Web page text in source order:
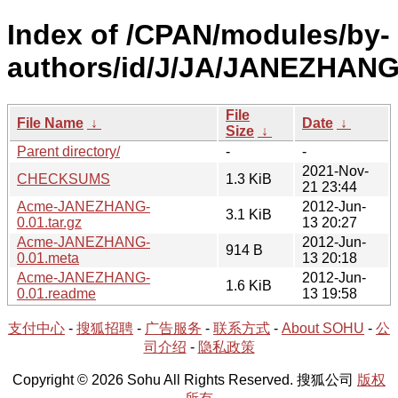
Index of /CPAN/modules/by-
authors/id/J/JA/
File Name ↓
File
Size ↓
Date ↓
Parent directory/
-
-
CHECKSUMS
1.3 KiB
2021-Nov-
21 23:44
Acme-JANEZHANG-
0.01.tar.gz
3.1 KiB
2012-Jun-
13 20:27
Acme-JANEZHANG-
0.01.meta
914 B
2012-Jun-
13 20:18
Acme-JANEZHANG-
0.01.readme
1.6 KiB
2012-Jun-
13 19:58
支付中心 - 搜狐招聘 - 广告服务 - 联系方式 - About SOHU - 公
司介绍 - 隐私政策
Copyright © 2026 Sohu All Rights Reserved. 搜狐公司 版权